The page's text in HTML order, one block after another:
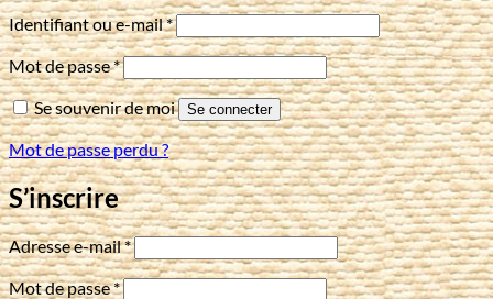
Identifiant ou e-mail*Obligatoire
Mot de passe*Obligatoire
Se souvenir de moi Se connecter
Mot de passe perdu ?
S’inscrire
Adresse e-mail*Obligatoire
Mot de passe*Obligatoire